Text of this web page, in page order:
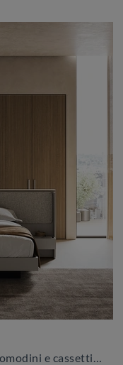
Vuoi arredare la zona notte con Comodini e cassettiere di Colombini Casa? Ecco qui il modello Outline Gruppo Notte in melaminico per spazi moderni.